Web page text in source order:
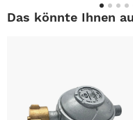
Das könnte Ihnen